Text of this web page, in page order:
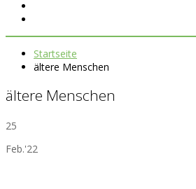
Startseite
ältere Menschen
ältere Menschen
25
Feb.'22